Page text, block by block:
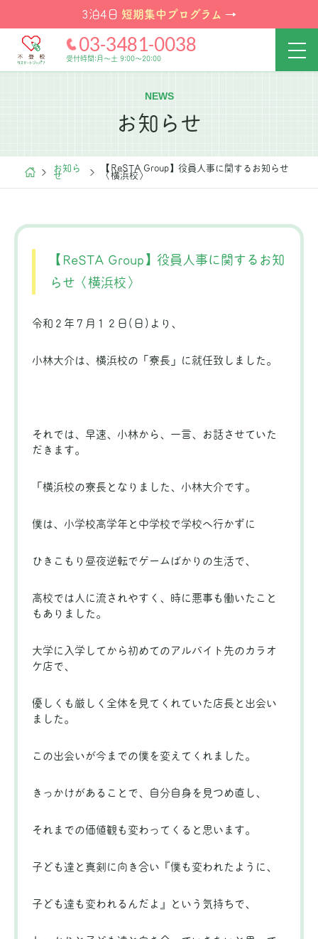
3泊4日 短期集中プログラム →
03-3481-0038
受付時間:月～土 9:00～20:00
NEWS
お知らせ
お知ら
せ
【ReSTA Group】役員人事に関するお知らせ
〈横浜校〉
【ReSTA Group】役員人事に関するお知
らせ〈横浜校〉
令和２年７月１２日(日)より、
小林大介は、横浜校の「寮長」に就任致しました。
それでは、早速、小林から、一言、お話させていた
だきます。
「横浜校の寮長となりました、小林大介です。
僕は、小学校高学年と中学校で学校へ行かずに
ひきこもり昼夜逆転でゲームばかりの生活で、
高校では人に流されやすく、時に悪事も働いたこと
もありました。
大学に入学してから初めてのアルバイト先のカラオ
ケ店で、
優しくも厳しく全体を見てくれていた店長と出会い
ました。
この出会いが今までの僕を変えてくれました。
きっかけがあることで、自分自身を見つめ直し、
それまでの価値観も変わってくると思います。
子ども達と真剣に向き合い『僕も変われたように、
子ども達も変われるんだよ』という気持ちで、